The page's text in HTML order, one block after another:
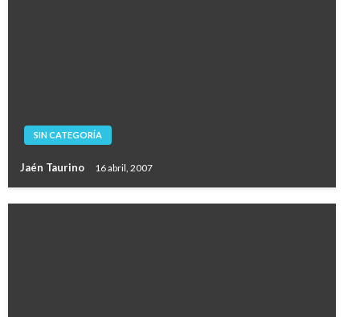
SIN CATEGORÍA
Jaén Taurino 16 abril, 2007